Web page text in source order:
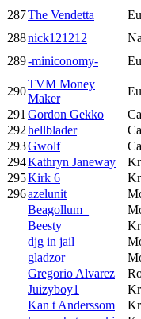
287The Vendetta
288nick121212
289-miniconomy-
290
TVM Money
Maker
291Gordon Gekko
292hellblader
293Gwolf
294Kathryn Janeway
295Kirk 6
296azelunit
Beagollum_
Beesty
djg in jail
gladzor
Gregorio Alvarez
Juizyboy1
Kan t Anderssom